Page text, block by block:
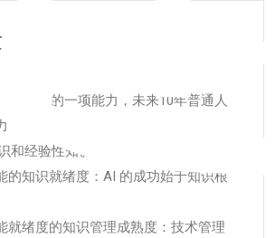
最重要的一项能力，未来10年普通人
和经验性知识的区别
的知识就绪度：AI 的成功始于知识根
就绪度的知识管理成熟度：技术管理